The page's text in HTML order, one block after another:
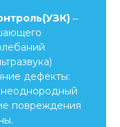
‒
дефекты:
неоднородный
повреждения